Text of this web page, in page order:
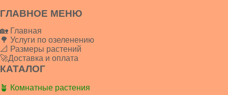
ГЛАВНОЕ МЕНЮ
🏡 Главная
🌳 Услуги по озеленению
📐 Размеры растений
🚀Доставка и оплата
КАТАЛОГ
🪴 Комнатные растения